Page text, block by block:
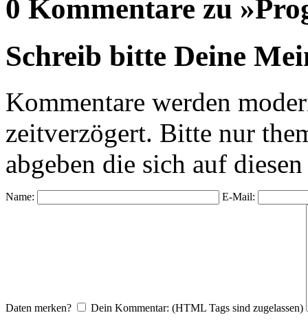
0 Kommentare zu
Schreib bitte Deine
Kommentare werden
zeitverzögert. Bitte nur
abgeben die sich auf
Name: E-Mail:
Daten merken? Dein Kommentar: (HTML Tags sind zugelassen)